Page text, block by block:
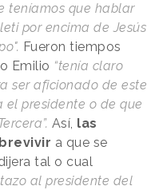
teníamos que hablar
por encima de Jesús
Fueron tiempos
Emilio “tenía claro
ser aficionado de este
presidente o de que
Así, las
a que se
tal o cual
al presidente del